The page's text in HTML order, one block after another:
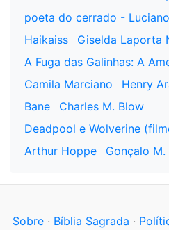
poeta do cerrado -
Haikaiss
Giselda Laporta
A Fuga das Galinhas: A
Camila Marciano
Henry
Bane
Charles M. Blow
Deadpool e Wolverine
Arthur Hoppe
Gonçalo M.
Sobre· Bíblia Sagrada ·